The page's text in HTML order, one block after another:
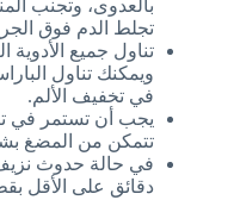
بالعدوى، وتجنب
تجلط الدم فوق
تناول جميع
ويمكنك تناول
في تخفيف الألم.
يجب أن تستمر في
تتمكن من المضغ
دقائق على الأقل